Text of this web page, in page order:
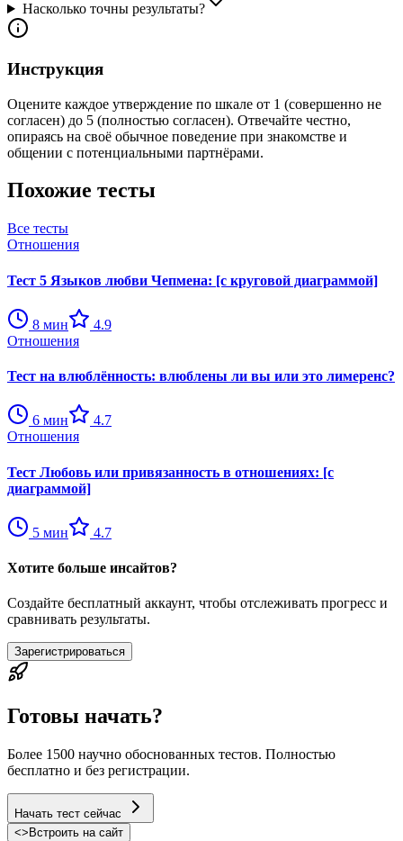
Насколько точны результаты?
Инструкция
Оцените каждое утверждение по шкале от 1 (совершенно не
согласен) до 5 (полностью согласен). Отвечайте честно,
опираясь на своё обычное поведение при знакомстве и
общении с потенциальными партнёрами.
Похожие тесты
Все тесты
Отношения
Тест 5 Языков любви Чепмена: [с круговой диаграммой]
8 мин
4.9
Отношения
Тест на влюблённость: влюблены ли вы или это лимеренс?
6 мин
4.7
Отношения
Тест Любовь или привязанность в отношениях: [с
диаграммой]
5 мин 4.7
Хотите больше инсайтов?
Создайте бесплатный аккаунт, чтобы отслеживать прогресс и
сравнивать результаты.
Зарегистрироваться
Готовы начать?
Более 1500 научно обоснованных тестов. Полностью
бесплатно и без регистрации.
Начать тест сейчас
<> Встроить на сайт